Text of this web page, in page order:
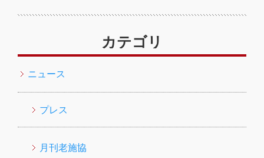
カテゴリ
ニュース
プレス
月刊老施協